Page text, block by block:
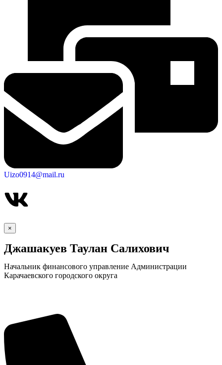
Uizo0914@mail.ru
×
Джашакуев Таулан Салихович
Начальник финансового управление Администрации
Карачаевского городского округа